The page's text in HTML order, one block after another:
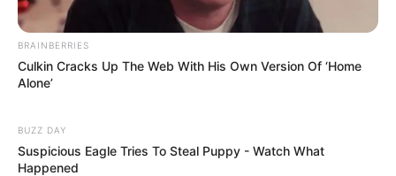
BRAINBERRIES
Culkin Cracks Up The Web With His Own Version Of ‘Home
Alone’
BUZZ DAY
Suspicious Eagle Tries To Steal Puppy - Watch What
Happened